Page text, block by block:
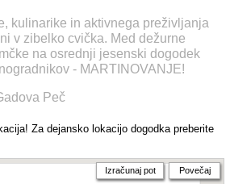
kulinarike in aktivnega preživljanja
v zibelko cvička. Med dežurne
na osrednji jesenski dogodek
- MARTINOVANJE!
Peč
Za dejansko lokacijo dogodka preberite
Izračunaj pot Povečaj